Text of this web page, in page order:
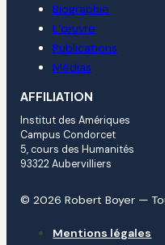
Biographie
L’œuvre
Publications
Médias
AFFILIATION
Institut des Amériques
Campus Condorcet
5, cours des Humanités
93322 Aubervilliers
© 2026 Robert Boyer —
Mentions légales